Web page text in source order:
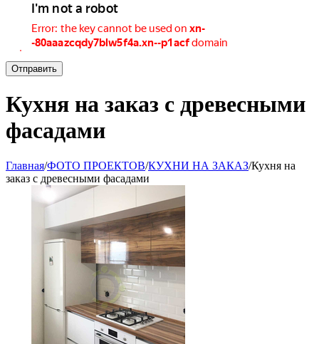
Отправить
Кухня на заказ с древесными
фасадами
Главная/ФОТО ПРОЕКТОВ/КУХНИ НА ЗАКАЗ/Кухня на
заказ с древесными фасадами